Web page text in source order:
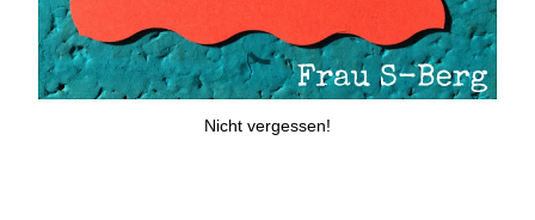
Nicht vergessen!